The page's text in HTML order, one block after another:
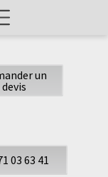
03 63 41
un
devis